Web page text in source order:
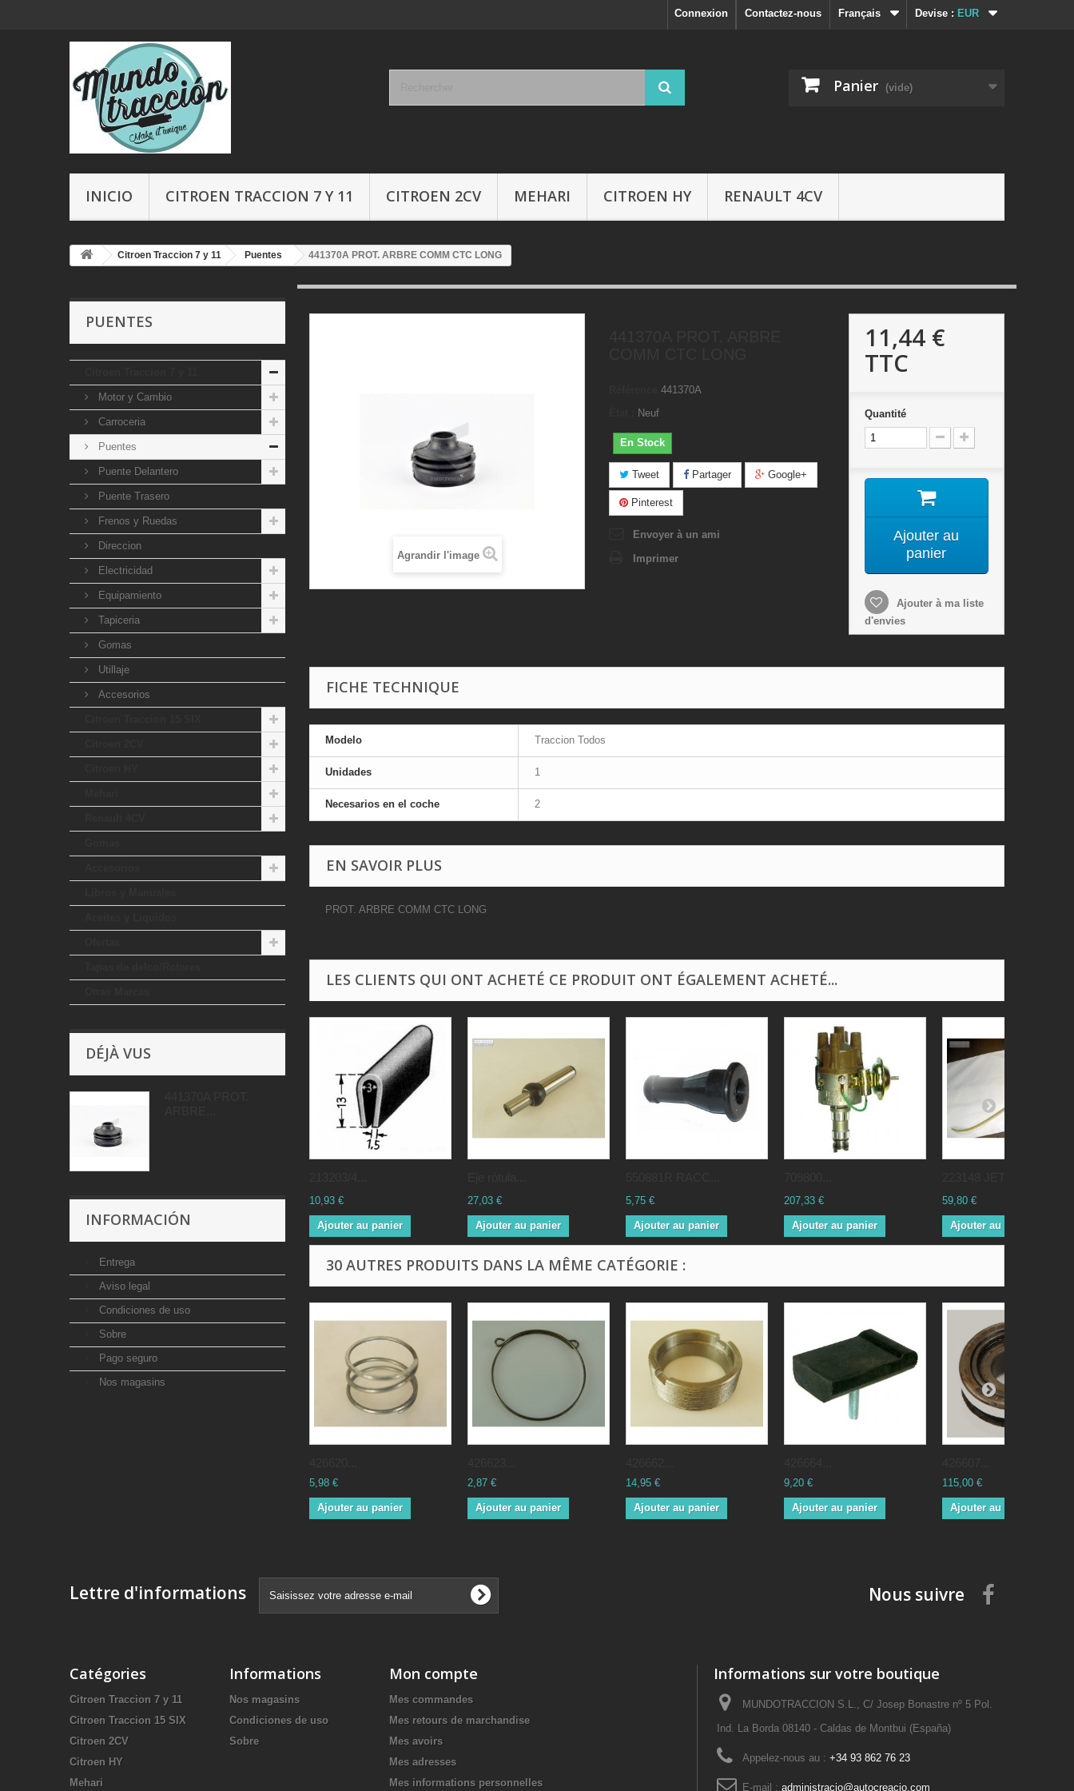
Devise : EUR
Français
Contactez-nous
Connexion
Panier (vide)
INICIO CITROEN TRACCION 7 Y 11 CITROEN 2CV MEHARI CITROEN HY RENAULT 4CV
Citroen Traccion 7 y 11 Puentes 441370A PROT. ARBRE COMM CTC LONG
PUENTES
Motor y Cambio
Carroceria
Puentes
Puente Delantero
Puente Trasero
Frenos y Ruedas
Direccion
Electricidad
Equipamiento
Tapiceria
Gomas
Utillaje
Accesorios
DÉJÀ VUS
INFORMACIÓN
Entrega
Aviso legal
Condiciones de uso
Sobre
Pago seguro
Nos magasins
Agrandir l'image
441370A
Neuf
En Stock
Tweet Partager Google+
Pinterest
Envoyer à un ami
Imprimer
11,44 €
TTC
Quantité
Ajouter au
panier
Ajouter à ma liste
d'envies
FICHE TECHNIQUE
Modelo Traccion Todos
Unidades 1
Necesarios en el coche 2
EN SAVOIR PLUS
PROT. ARBRE COMM CTC LONG
LES CLIENTS QUI ONT ACHETÉ CE PRODUIT ONT ÉGALEMENT ACHETÉ...
10,93 €
Ajouter au panier
27,03 €
Ajouter au panier
5,75 €
Ajouter au panier
207,33 €
Ajouter au panier
59,80 €
Ajouter au panier
30 AUTRES PRODUITS DANS LA MÊME CATÉGORIE :
5,98 €
Ajouter au panier
2,87 €
Ajouter au panier
14,95 €
Ajouter au panier
9,20 €
Ajouter au panier
115,00 €
Ajouter au panier
Lettre d'informations Nous suivre
Catégories
Citroen Traccion 7 y 11
Citroen Traccion 15 SIX
Citroen 2CV
Citroen HY
Mehari
Informations
Nos magasins
Condiciones de uso
Sobre
Mon compte
Mes commandes
Mes retours de marchandise
Mes avoirs
Mes adresses
Mes informations personnelles
Informations sur votre boutique
MUNDOTRACCION S.L., C/ Josep Bonastre nº 5 Pol.
Ind. La Borda 08140 - Caldas de Montbui (España)
Appelez-nous au : +34 93 862 76 23
E-mail : administracio@autocreacio.com